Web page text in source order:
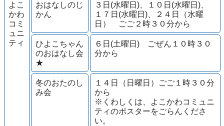
よこ
かわ
コミ
ュニ
ティ
おはなしのじ
かん
３日(水曜日)、１０日(水曜日)、
１７日(水曜日)、２４日（水曜
日） ごご２時３０分から
ひよこちゃん
のおはなし会
★
６日(土曜日) ごぜん１０時３０
分から
冬のおたのし
み会
１４日（日曜日）ごご１時３０分
から
※くわしくは、よこかわコミュニ
ティのポスターをごらんくださ
い。